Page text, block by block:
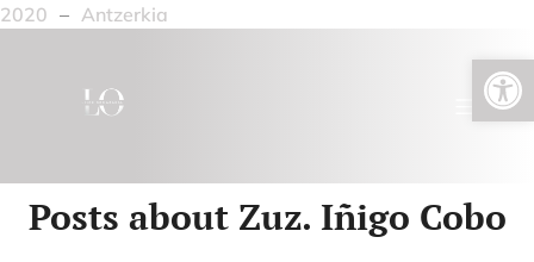
Open toolbar
2020 – Antzerkia
Posts about Zuz. Iñigo Cobo